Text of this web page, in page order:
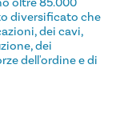
diversificato che
dei cavi,
dei
dell'ordine e di